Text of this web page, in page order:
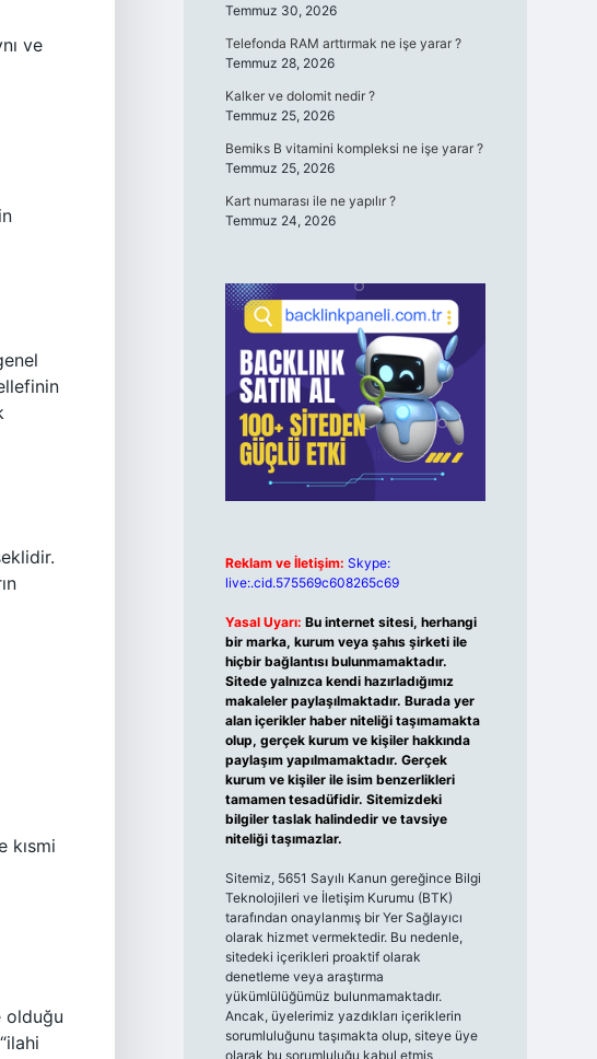
ve
kısmi
olduğu
Temmuz 30, 2026
Telefonda RAM arttırmak ne işe yarar ?
Temmuz 28, 2026
Kalker ve dolomit nedir ?
Temmuz 25, 2026
Bemiks B vitamini kompleksi ne işe yarar ?
Temmuz 25, 2026
Kart numarası ile ne yapılır ?
Temmuz 24, 2026
Reklam ve İletişim: Skype:
live:.cid.575569c608265c69
Yasal Uyarı: Bu internet sitesi, herhangi
bir marka, kurum veya şahıs şirketi ile
hiçbir bağlantısı bulunmamaktadır.
Sitede yalnızca kendi hazırladığımız
makaleler paylaşılmaktadır. Burada yer
alan içerikler haber niteliği taşımamakta
olup, gerçek kurum ve kişiler hakkında
paylaşım yapılmamaktadır. Gerçek
kurum ve kişiler ile isim benzerlikleri
tamamen tesadüfidir. Sitemizdeki
bilgiler taslak halindedir ve tavsiye
niteliği taşımazlar.
Sitemiz, 5651 Sayılı Kanun gereğince Bilgi
Teknolojileri ve İletişim Kurumu (BTK)
tarafından onaylanmış bir Yer Sağlayıcı
olarak hizmet vermektedir. Bu nedenle,
sitedeki içerikleri proaktif olarak
denetleme veya araştırma
yükümlülüğümüz bulunmamaktadır.
Ancak, üyelerimiz yazdıkları içeriklerin
sorumluluğunu taşımakta olup, siteye üye
olarak bu sorumluluğu kabul etmiş